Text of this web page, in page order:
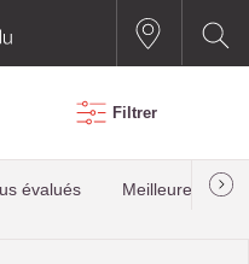
Filtrer
évalués Meilleures